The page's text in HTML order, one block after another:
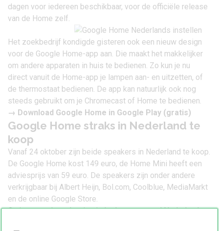
dagen voor iedereen beschikbaar, voor de officiële release
van de Home zelf.
Het zoekbedrijf kondigde gisteren ook een nieuw design
voor de Google Home-app aan. Die maakt het makkelijker
om andere apparaten in huis te bedienen. Zo kun je nu
direct vanuit de Home-app je lampen aan- en uitzetten, of
de thermostaat bedienen. De app kan natuurlijk ook nog
steeds gebruikt om je Chromecast of Home te bedienen.
→ Download Google Home in Google Play (gratis)
Google Home straks in Nederland te
koop
Vanaf 24 oktober zijn beide speakers in Nederland te koop.
De Google Home kost 149 euro, de Home Mini heeft een
adviesprijs van 59 euro. De speakers zijn onder andere
verkrijgbaar bij Albert Heijn, Bol.com, Coolblue, MediaMarkt
en de online Google Store.
Op je smartphone kun je sinds deze zomer al Nederlands